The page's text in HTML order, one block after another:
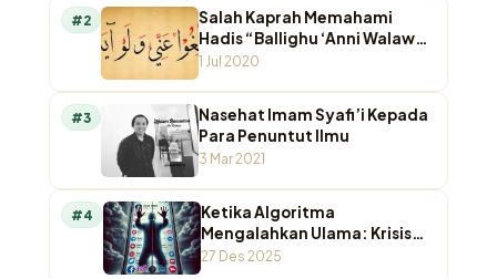
#2
Salah Kaprah Memahami
Hadis “Ballighu ‘Anni Walaw
Ayah”
1 Jul 2020
#3
Nasehat Imam Syafi’i Kepada
Para Penuntut Ilmu
3 Mar 2021
#4
Ketika Algoritma
Mengalahkan Ulama: Krisis
Otoritas Keagamaan di
27 Des 2025